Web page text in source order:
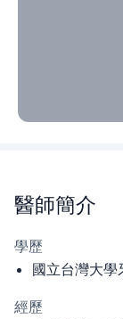
醫師簡介
學歷
國立台灣大學
經歷